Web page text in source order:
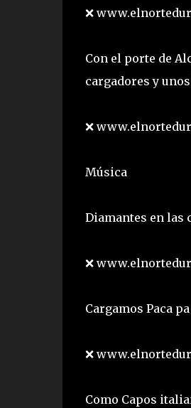
❌
Con el porte de
cargadores y
❌
Música
Diamantes en las
❌
Cargamos Paca
❌
Como Capos